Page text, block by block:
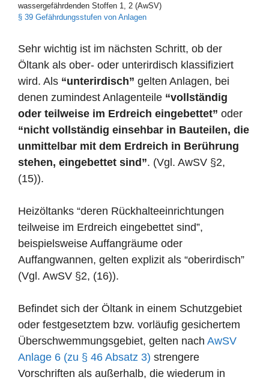
wassergefährdenden Stoffen 1, 2 (AwSV)
§ 39 Gefährdungsstufen von Anlagen
Sehr wichtig ist im nächsten Schritt, ob der
Öltank als ober- oder unterirdisch klassifiziert
wird. Als “unterirdisch” gelten Anlagen, bei
denen zumindest Anlagenteile “vollständig
oder teilweise im Erdreich eingebettet” oder
“nicht vollständig einsehbar in Bauteilen, die
unmittelbar mit dem Erdreich in Berührung
stehen, eingebettet sind”. (Vgl. AwSV §2,
(15)).
Heizöltanks “deren Rückhalteeinrichtungen
teilweise im Erdreich eingebettet sind”,
beispielsweise Auffangräume oder
Auffangwannen, gelten explizit als “oberirdisch”
(Vgl. AwSV §2, (16)).
Befindet sich der Öltank in einem Schutzgebiet
oder festgesetztem bzw. vorläufig gesichertem
Überschwemmungsgebiet, gelten nach AwSV
Anlage 6 (zu § 46 Absatz 3) strengere
Vorschriften als außerhalb, die wiederum in